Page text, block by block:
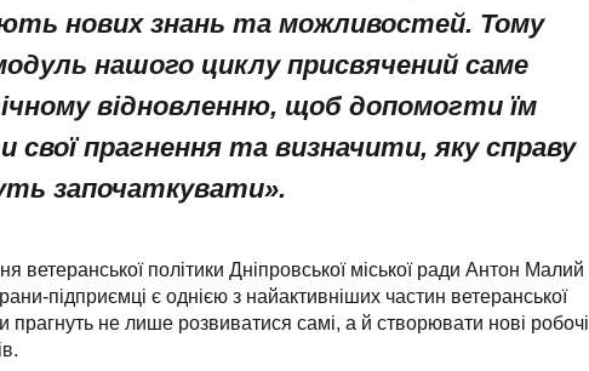
нових знань та можливостей. Тому
нашого циклу присвячений саме
відновленню, щоб допомогти їм
свої прагнення та визначити, яку справу
започаткувати».
ветеранської політики Дніпровської міської ради Антон Малий
підприємці є однією з найактивніших частин ветеранської
прагнуть не лише розвиватися самі, а й створювати нові робочі